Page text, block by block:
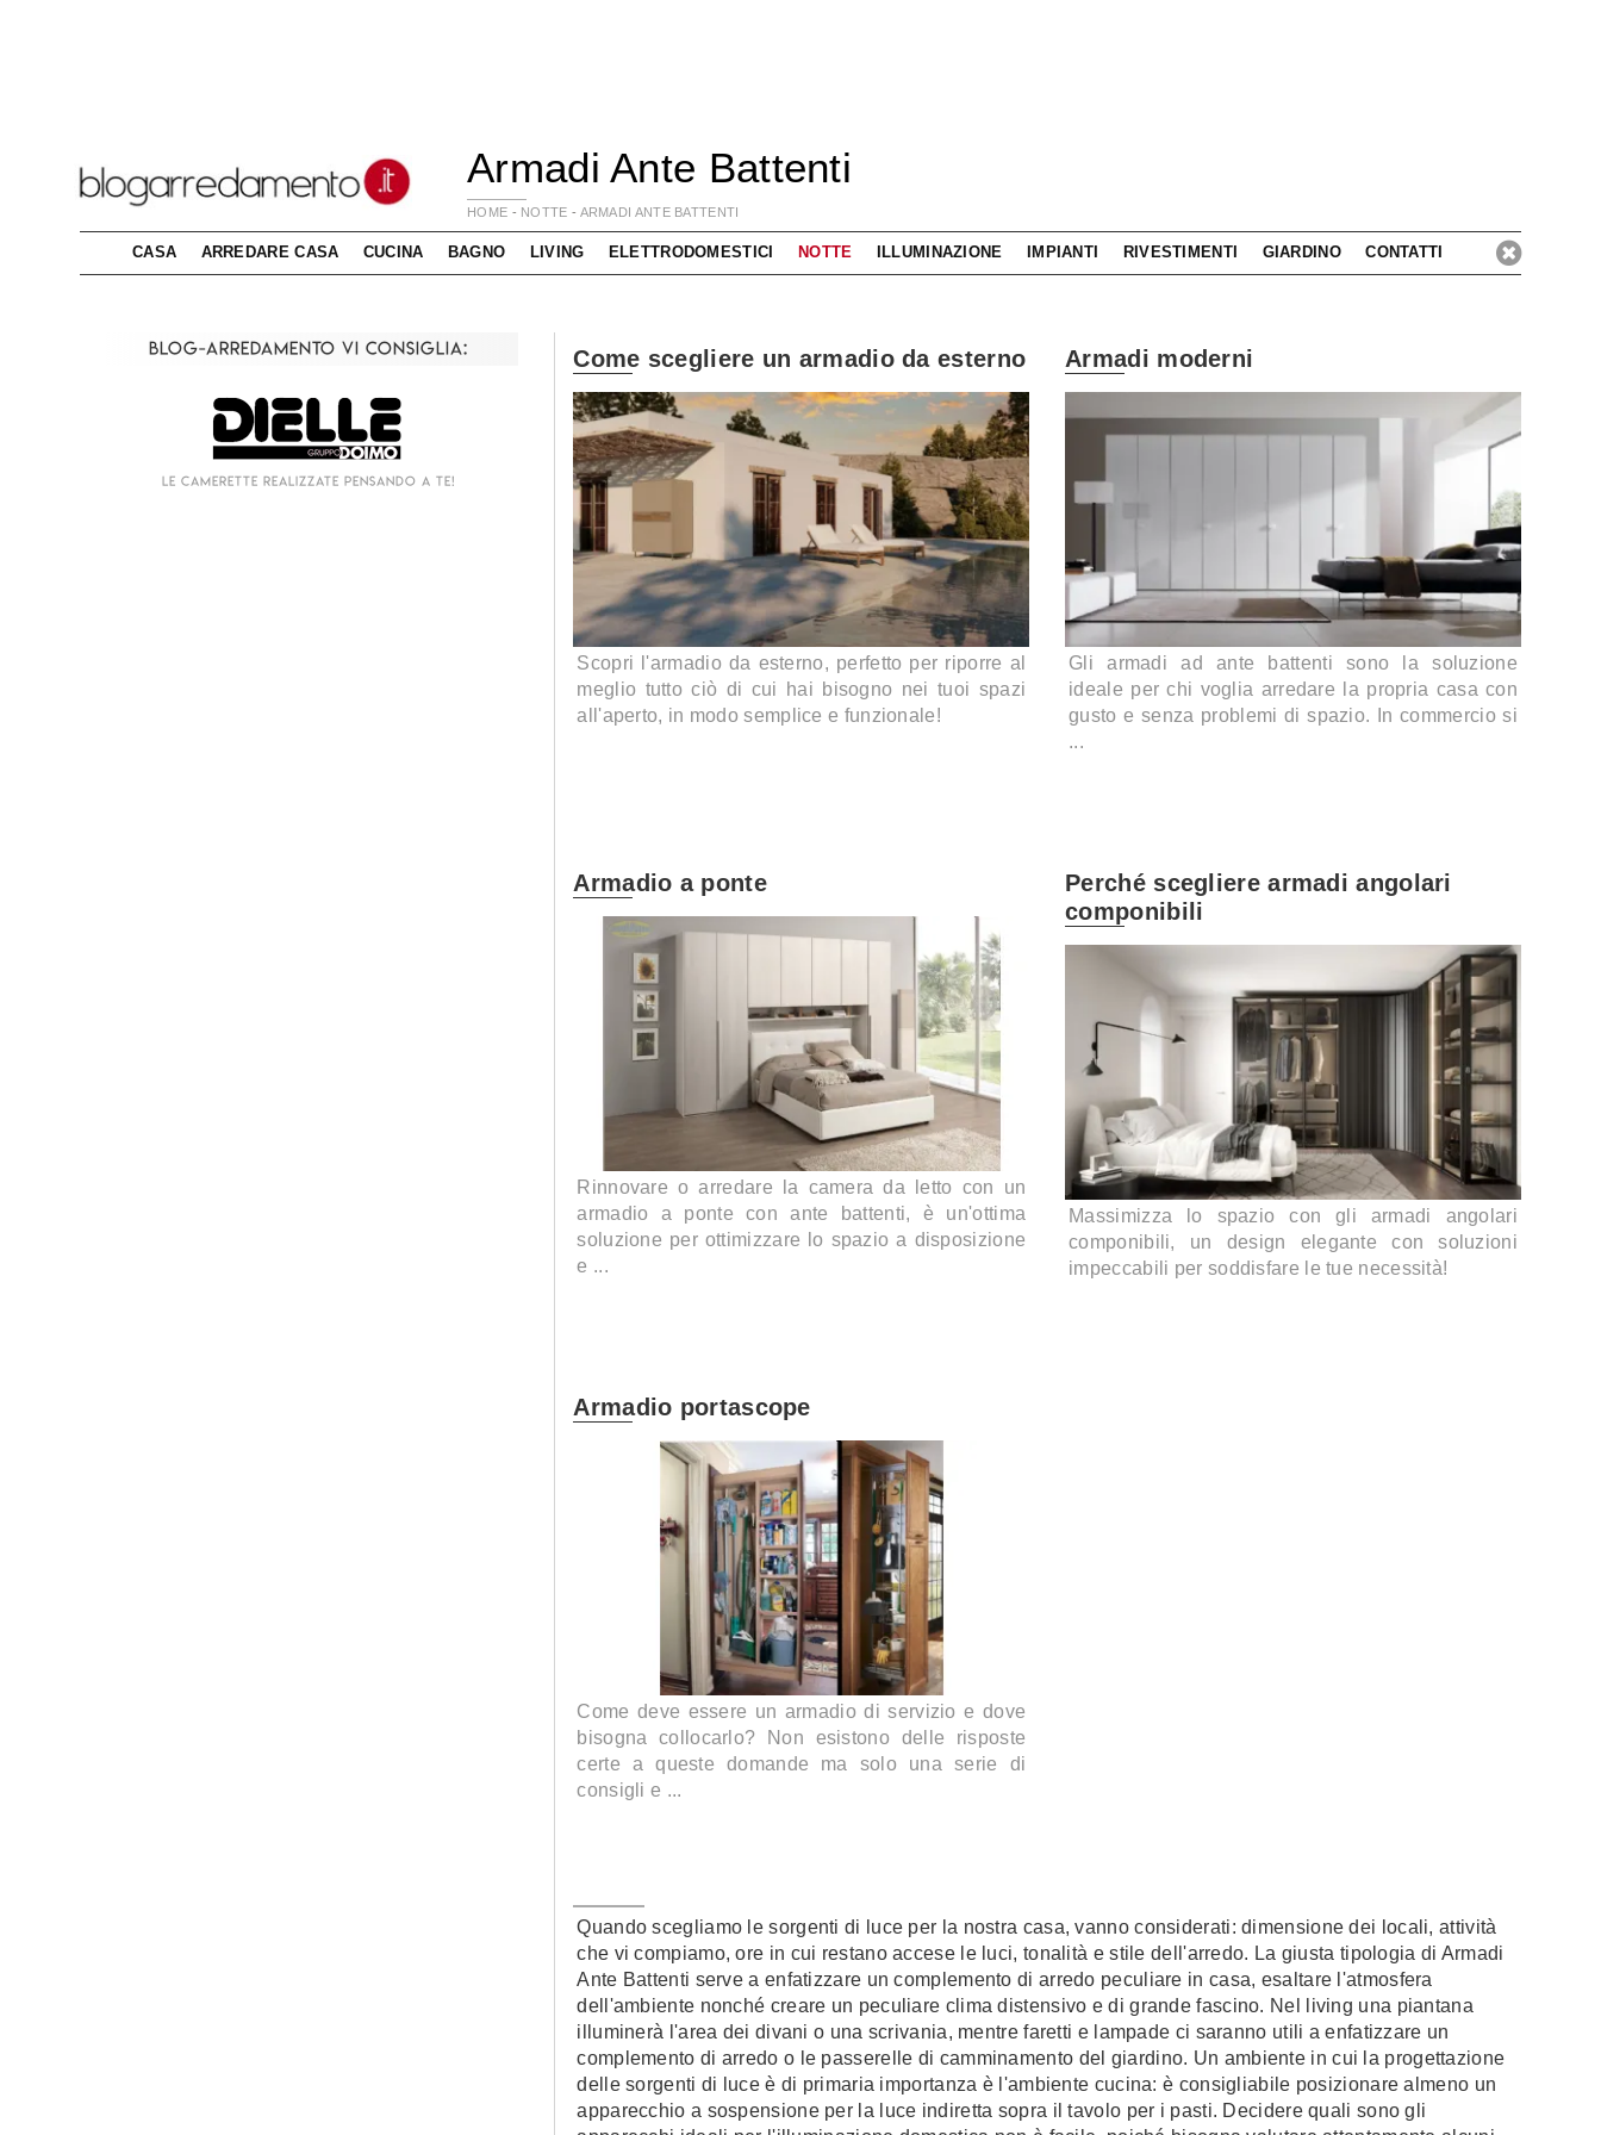
Armadi Ante Battenti
HOME - NOTTE - ARMADI ANTE BATTENTI
CASA ARREDARE CASA CUCINA BAGNO LIVING ELETTRODOMESTICI NOTTE ILLUMINAZIONE IMPIANTI RIVESTIMENTI GIARDINO CONTATTI
Blog-Arredamento vi consiglia:
Le camerette realizzate pensando a te!
Living componibile come mai prima d'ora!
Interprete dell'arredo bagno a 360 gradi!
Come scegliere un armadio da esterno
Scopri l'armadio da esterno, perfetto per riporre al
meglio tutto ciò di cui hai bisogno nei tuoi spazi
all'aperto, in modo semplice e funzionale!
Armadi moderni
Gli armadi ad ante battenti sono la soluzione
ideale per chi voglia arredare la propria casa con
gusto e senza problemi di spazio. In commercio si
...
Armadio a ponte
Rinnovare o arredare la camera da letto con un
armadio a ponte con ante battenti, è un'ottima
soluzione per ottimizzare lo spazio a disposizione
e ...
Perché scegliere armadi angolari
componibili
Massimizza lo spazio con gli armadi angolari
componibili, un design elegante con soluzioni
impeccabili per soddisfare le tue necessità!
Armadio portascope
Come deve essere un armadio di servizio e dove
bisogna collocarlo? Non esistono delle risposte
certe a queste domande ma solo una serie di
consigli e ...
Quando scegliamo le sorgenti di luce per la nostra casa, vanno considerati: dimensione dei locali, attività
che vi compiamo, ore in cui restano accese le luci, tonalità e stile dell'arredo. La giusta tipologia di Armadi
Ante Battenti serve a enfatizzare un complemento di arredo peculiare in casa, esaltare l'atmosfera
dell'ambiente nonché creare un peculiare clima distensivo e di grande fascino. Nel living una piantana
illuminerà l'area dei divani o una scrivania, mentre faretti e lampade ci saranno utili a enfatizzare un
complemento di arredo o le passerelle di camminamento del giardino. Un ambiente in cui la progettazione
delle sorgenti di luce è di primaria importanza è l'ambiente cucina: è consigliabile posizionare almeno un
apparecchio a sospensione per la luce indiretta sopra il tavolo per i pasti. Decidere quali sono gli